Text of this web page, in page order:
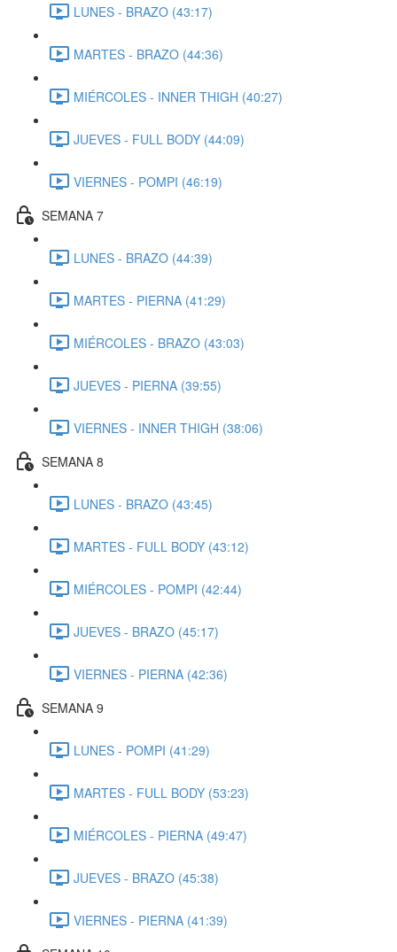
LUNES - BRAZO (43:17)
MARTES - BRAZO (44:36)
MIÉRCOLES - INNER THIGH (40:27)
JUEVES - FULL BODY (44:09)
VIERNES - POMPI (46:19)
SEMANA 7
LUNES - BRAZO (44:39)
MARTES - PIERNA (41:29)
MIÉRCOLES - BRAZO (43:03)
JUEVES - PIERNA (39:55)
VIERNES - INNER THIGH (38:06)
SEMANA 8
LUNES - BRAZO (43:45)
MARTES - FULL BODY (43:12)
MIÉRCOLES - POMPI (42:44)
JUEVES - BRAZO (45:17)
VIERNES - PIERNA (42:36)
SEMANA 9
LUNES - POMPI (41:29)
MARTES - FULL BODY (53:23)
MIÉRCOLES - PIERNA (49:47)
JUEVES - BRAZO (45:38)
VIERNES - PIERNA (41:39)